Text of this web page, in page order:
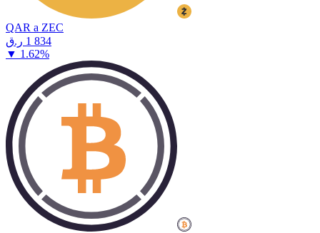
QAR a ZEC
⁦ر.ق⁩ 1 834
▼ 1.62%